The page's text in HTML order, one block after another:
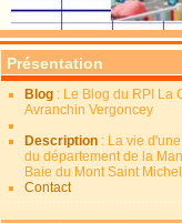
Présentation
Blog : Le Blog du RPI La
Avranchin Vergoncey
Description : La vie
du département de la
Baie du Mont Saint Michel
Contact